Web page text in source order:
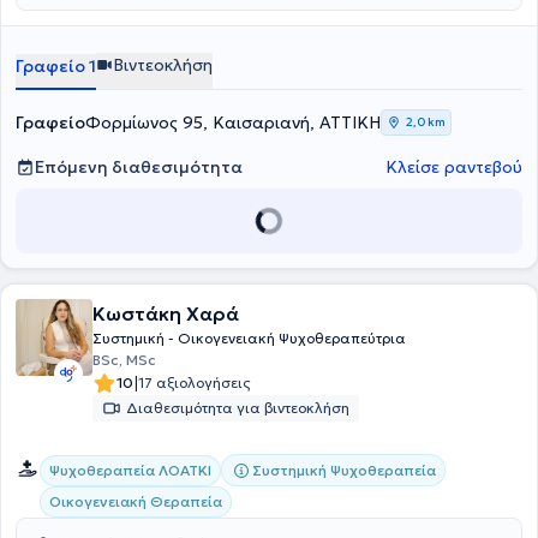
Γραφείο 1 Βιντεοκλήση
ΓραφείοΦορμίωνος 95, Καισαριανή, ΑΤΤΙΚΗ 2,0 km
Επόμενη διαθεσιμότητα Κλείσε ραντεβού
Κωστάκη Χαρά
Συστημική - Οικογενειακή Ψυχοθεραπεύτρια
BSc, MSc
10|17 αξιολογήσεις
Διαθεσιμότητα για βιντεοκλήση
Ψυχοθεραπεία ΛΟΑΤΚΙ
Συστημική Ψυχοθεραπεία
Οικογενειακή Θεραπεία